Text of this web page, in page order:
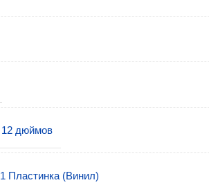
12 дюймов
1 Пластинка (Винил)